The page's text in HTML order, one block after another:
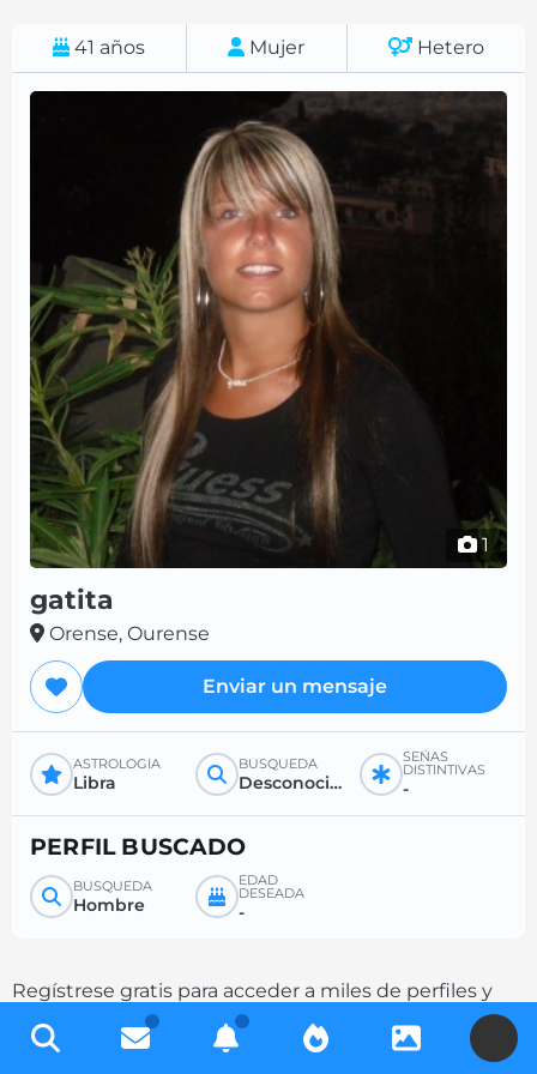
41 años Mujer Hetero
1
gatita
Orense, Ourense
Enviar un mensaje
ASTROLOGÍA
Libra
BÚSQUEDA
Desconocido
SEÑAS
DISTINTIVAS
-
PERFIL BUSCADO
BÚSQUEDA
Hombre
EDAD
DESEADA
-
Regístrese gratis para acceder a miles de perfiles y
aumente sus posibilidades de contacto
completando su descripción.